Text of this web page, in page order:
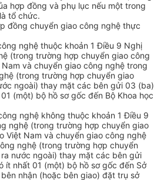
hợp đồng và phụ lục nếu một trong
tổ chức.
đồng chuyển giao công nghệ thực
nghệ thuộc khoản 1 Điều 9 Nghị
(trong trường hợp chuyển giao công
và chuyển giao công nghệ trong
(trong trường hợp chuyển giao
ngoài) thay mặt các bên gửi 03 (ba)
(một) bộ hồ sơ gốc đến Bộ Khoa học
nghệ không thuộc khoản 1 Điều 9
nghệ (trong trường hợp chuyển giao
Việt Nam và chuyển giao công nghệ
nghệ (trong trường hợp chuyển
nước ngoài) thay mặt các bên gửi
ít nhất 01 (một) bộ hồ sơ gốc đến Sở
nhận (hoặc bên giao) đặt trụ sở